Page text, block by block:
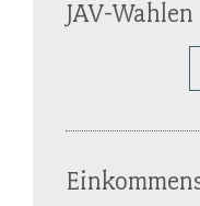
JAV-Wahlen